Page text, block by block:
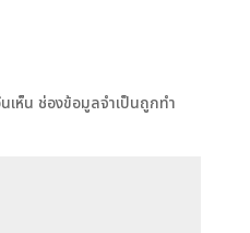
เห็น ช่องข้อมูลจำเป็นถูกทำ